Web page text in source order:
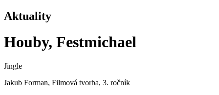
Aktuality
Houby, Festmichael
Jingle
Jakub Forman, Filmová tvorba, 3. ročník